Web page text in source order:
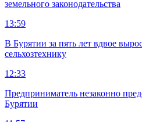
земельного законодательства
13:59
В Бурятии за пять лет вдвое
сельхозтехнику
12:33
Предприниматель незаконно
Бурятии